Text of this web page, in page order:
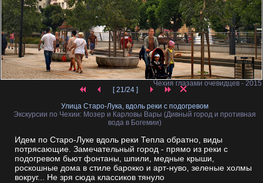
Чехия глазами очевидцев - 2015
[ 21/24 ]
Улица Старо-Лука, вдоль реки с подогревом
Экскурсии по Чехии: Мозер и Карловы Вары (Дивный город и противная
вода в Богемии)
Идем по Старо-Луке вдоль реки Тепла обратно, виды
потрясающие. Замечательный город - прямо из реки с
подогревом бьют фонтаны, шпили, медные крыши,
роскошные дома в стиле барокко и арт-нуво, зеленые холмы
вокруг... Не зря сюда классиков тянуло